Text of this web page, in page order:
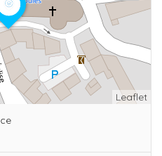
Leaflet